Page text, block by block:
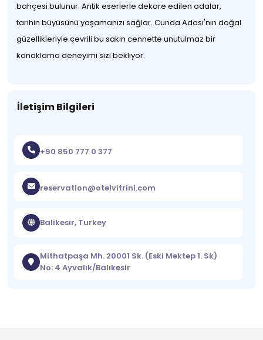
bahçesi bulunur. Antik eserlerle dekore edilen odalar,
tarihin büyüsünü yaşamanızı sağlar. Cunda Adası'nın doğal
güzellikleriyle çevrili bu sakin cennette unutulmaz bir
konaklama deneyimi sizi bekliyor.
İletişim Bilgileri
+90 850 777 0 377
reservation@otelvitrini.com
Balikesir, Turkey
Mithatpaşa Mh. 20001 Sk. (Eski Mektep 1. Sk)
No: 4 Ayvalık/Balıkesir